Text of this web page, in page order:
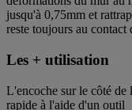
jusqu'à 0,75mm et
reste toujours au contact
Les + utilisation
L'encoche sur le côté de
rapide à l'aide d'un outil